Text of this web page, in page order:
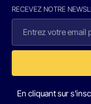
RECEVEZ NOTRE
En cliquant sur